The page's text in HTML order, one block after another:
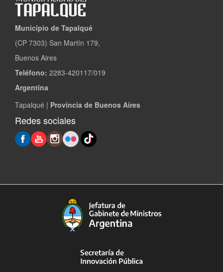
Municipio de Tapalqué
(CP 7303) San Martín 179,
Buenos Aires
Teléfono: 2283-420117/019
Argentina
Tapalqué | Provincia de Buenos Aires
Redes sociales